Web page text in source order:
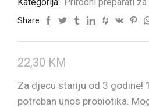
Share:
22,30 KM
Za djecu stariju od 3 godine!
potreban unos probiotika.